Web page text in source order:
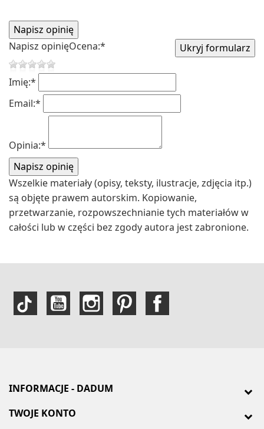
Napisz opinięOcena:*
Imię:*
Email:*
Opinia:*
Wszelkie materiały (opisy, teksty, ilustracje, zdjęcia itp.)
są objęte prawem autorskim. Kopiowanie,
przetwarzanie, rozpowszechnianie tych materiałów w
całości lub w części bez zgody autora jest zabronione.
INFORMACJE - DADUM
TWOJE KONTO